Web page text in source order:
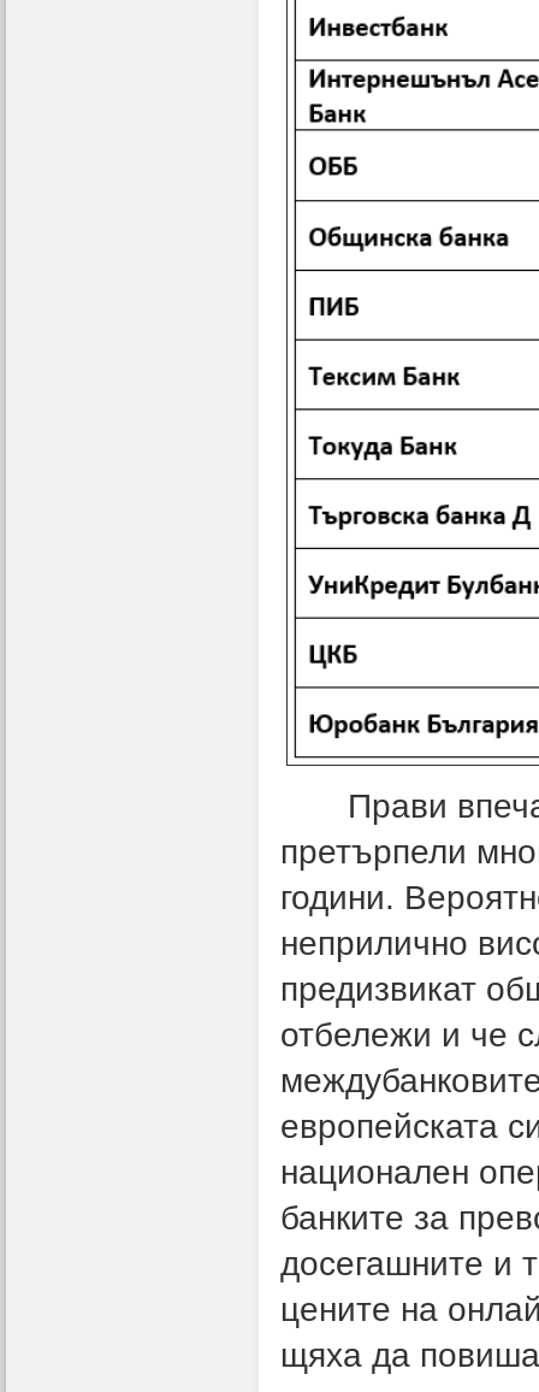
Прави
претърпели
години.
неприлично
предизвикат
отбележи и че
европейската
национален
банките за
досегашните и
цените на
щяха да